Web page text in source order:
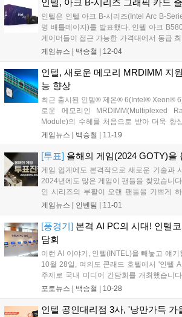
을 100배 향상시켰다고 발표했다....
인텔은 인텔 아크 B-시리즈(Intel Arc B-
명 배틀메이지)를 발표했다. 인텔 아크
게이머들이 접근 가능한 가격대에서 동급
밍 기능을 제공하며, AI 워크로드를 가속화
성 및 응답성을 향상시키는 3개 기술로 구
다....
게임뉴스 | 백승철 | 12-04
인텔, 새로운 메모리 MRDIMM 지
능 향상
최근 출시된 인텔® 제온® 6(Intel® Xeon®
로운 메모리인 MRDIMM(Multiplexed
Module)의 수혜를 처음으로 받아 더욱 향
인텔의 데이터 센터 및 AI(DCAI) 그룹 바누
폭에 의해 제한된 상황에서, MRDIMM은
게임뉴스 | 백승철 | 11-19
[투표] 올해의 게임(2024 GOTY)을
게임 업계에도 본격적으로 새로운 기술과
2024년에도 많은 게임이 팬들을 찾았습니
인 시리즈의 부활이 오랜 팬들을 기쁘게
못했던 신작이 깜짝 흥행을 거두기도 했습니
3국에 대한 기대가 높아지기도 했습니다....
게임뉴스 | 인벤팀 | 11-01
[풍경기] 본격 AI PC의 시대! 인텔
담회
이런 AI 이야기, 인텔(INTEL)을 빼놓고 얘
10월 28일, 여의도 콘래드 호텔에서 '인텔
주제로 국내 미디어 간담회를 개최했습니
프로세서인 인텔 코어 Ultra 200S(코드명 애
포토뉴스 | 백승철 | 10-28
인텔 공인대리점 3사, '낭만가득 가